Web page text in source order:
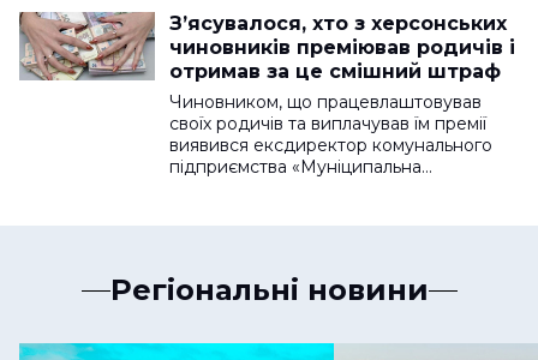
З’ясувалося, хто з херсонських
чиновників преміював родичів і
отримав за це смішний штраф
Чиновником, що працевлаштовував
своїх родичів та виплачував їм премії
виявився ексдиректор комунального
підприємства «Муніципальна…
Регіональні новини